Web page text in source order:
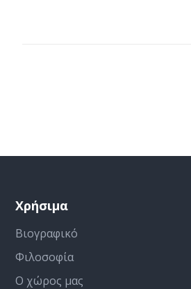
Χρήσιμα
Βιογραφικό
Φιλοσοφία
Ο χώρος μας